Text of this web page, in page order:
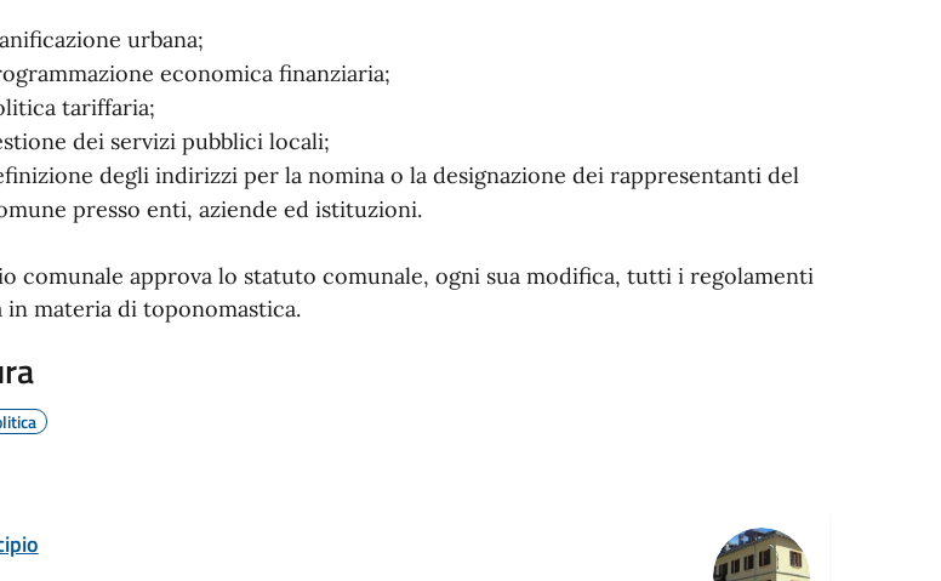
urbana;
economica finanziaria;
tariffaria;
dei servizi pubblici locali;
degli indirizzi per la nomina o la designazione dei rappresentanti del
presso enti, aziende ed istituzioni.
comunale approva lo statuto comunale, ogni sua modifica, tutti i regolamenti
in materia di toponomastica.